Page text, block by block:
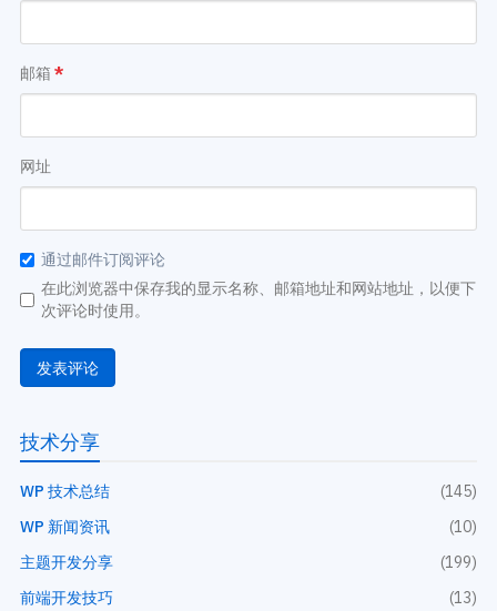
邮箱 *
网址
通过邮件订阅评论
在此浏览器中保存我的显示名称、邮箱地址和网站地址，以便下
次评论时使用。
技术分享
WP 技术总结
(145)
WP 新闻资讯
(10)
主题开发分享
(199)
前端开发技巧
(13)